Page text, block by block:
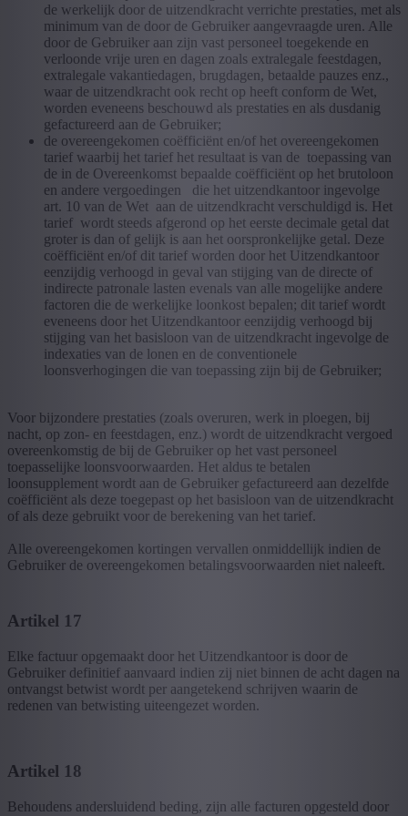
de werkelijk door de uitzendkracht verrichte prestaties, met als
minimum van de door de Gebruiker aangevraagde uren. Alle
door de Gebruiker aan zijn vast personeel toegekende en
verloonde vrije uren en dagen zoals extralegale feestdagen,
extralegale vakantiedagen, brugdagen, betaalde pauzes enz.,
waar de uitzendkracht ook recht op heeft conform de Wet,
worden eveneens beschouwd als prestaties en als dusdanig
gefactureerd aan de Gebruiker;
de overeengekomen coëfficiënt en/of het overeengekomen
tarief waarbij het tarief het resultaat is van de toepassing van
de in de Overeenkomst bepaalde coëfficiënt op het brutoloon
en andere vergoedingen die het uitzendkantoor ingevolge
art. 10 van de Wet aan de uitzendkracht verschuldigd is. Het
tarief wordt steeds afgerond op het eerste decimale getal dat
groter is dan of gelijk is aan het oorspronkelijke getal. Deze
coëfficiënt en/of dit tarief worden door het Uitzendkantoor
eenzijdig verhoogd in geval van stijging van de directe of
indirecte patronale lasten evenals van alle mogelijke andere
factoren die de werkelijke loonkost bepalen; dit tarief wordt
eveneens door het Uitzendkantoor eenzijdig verhoogd bij
stijging van het basisloon van de uitzendkracht ingevolge de
indexaties van de lonen en de conventionele
loonsverhogingen die van toepassing zijn bij de Gebruiker;
Voor bijzondere prestaties (zoals overuren, werk in ploegen, bij
nacht, op zon- en feestdagen, enz.) wordt de uitzendkracht vergoed
overeenkomstig de bij de Gebruiker op het vast personeel
toepasselijke loonsvoorwaarden. Het aldus te betalen
loonsupplement wordt aan de Gebruiker gefactureerd aan dezelfde
coëfficiënt als deze toegepast op het basisloon van de uitzendkracht
of als deze gebruikt voor de berekening van het tarief.
Alle overeengekomen kortingen vervallen onmiddellijk indien de
Gebruiker de overeengekomen betalingsvoorwaarden niet naleeft.
Artikel 17
Elke factuur opgemaakt door het Uitzendkantoor is door de
Gebruiker definitief aanvaard indien zij niet binnen de acht dagen na
ontvangst betwist wordt per aangetekend schrijven waarin de
redenen van betwisting uiteengezet worden.
Artikel 18
Behoudens andersluidend beding, zijn alle facturen opgesteld door